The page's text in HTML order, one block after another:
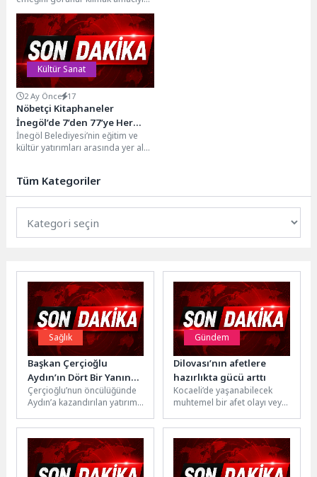
düzenlediği “Kadın Emeği ve
Dayanışma Sergisi” ziyaretçilerini
ağırlamaya...
Kültür Sanat
2 Ay Önce 17
Nöbetçi Kitaphaneler
İnegöl’de 7’den 77’ye Her
Yaşa Hitap Ediyor
İnegöl Belediyesi’nin eğitim ve
kültür yatırımları arasında yer alan
Tüm Kategoriler
Sağlık
Başkan Çerçioğlu
Aydın’ın Dört Bir Yanında
Ağız ve Diş Sağlığı
Hizmetlerini
Vatandaşlara Ulaştırıyor
Çerçioğlu’nun öncülüğünde
Aydın’a kazandırılan yatırım
yanında vatandaşlarla
buluşmaya devam
ediyor.Aydın...
Gündem
Dilovası’nın afetlere
hazırlıkta gücü arttı
Kocaeli’de yaşanabilecek
muhtemel bir afet olayı veya
hazırlıklı olmak için
çalışmalarını sürdüren...